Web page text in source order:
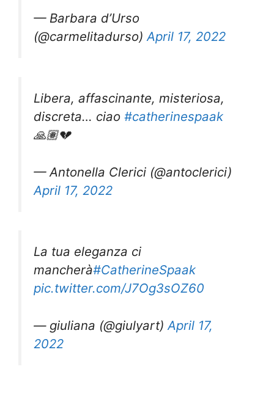
— Barbara d’Urso
(@carmelitadurso)April 17, 2022
Libera, affascinante, misteriosa,
discreta… ciao #catherinespaak
🙏🏽💔
— Antonella Clerici (@antoclerici)
April 17, 2022
La tua eleganza ci
mancherà#CatherineSpaak
pic.twitter.com/J7Og3sOZ60
— giuliana (@giulyart) April 17,
2022